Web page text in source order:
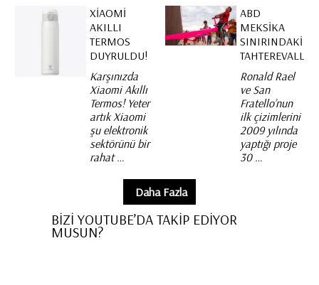
XIAOMI
AKILLI
TERMOS
DUYRULDU!
Karşınızda
Xiaomi Akıllı
Termos! Yeter
artık Xiaomi
şu elektronik
sektörünü bir
rahat …
ABD
MEKSIKA
SINIRINDAKI
TAHTEREVALLI
Ronald Rael
ve San
Fratello’nun
ilk çizimlerini
2009 yılında
yaptığı proje
30 …
Daha Fazla
BİZİ YOUTUBE’DA TAKİP EDİYOR
MUSUN?